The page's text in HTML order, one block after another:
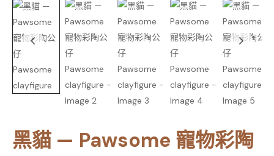
黑貓 — Pawsome 寵物彩陶